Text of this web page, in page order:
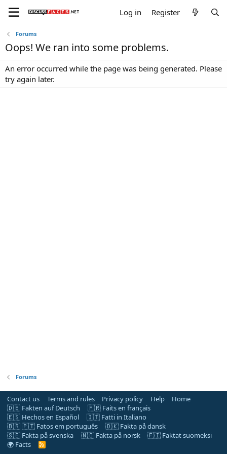
Log in Register
Forums
Oops! We ran into some problems.
An error occurred while the page was being generated. Please
try again later.
Forums
Contact us Terms and rules Privacy policy Help
Home
🇩🇪 Fakten auf Deutsch
🇫🇷 Faits en français
🇪🇸 Hechos en Español
🇮🇹 Fatti in Italiano
🇧🇷 🇵🇹 Fatos em português
🇩🇰 Fakta på dansk
🇸🇪 Fakta på svenska
🇳🇴 Fakta på norsk
🇫🇮 Faktat suomeksi
🌍 Facts
R